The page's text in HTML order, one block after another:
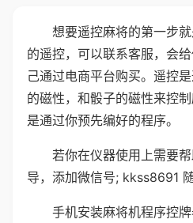
想要遥控麻将的第一步
的遥控，可以联系客服，会
己通过电商平台购买。遥控
的磁性，和骰子的磁性来控
是通过你预先编好的程序。
若你在仪器使用上需要
导，添加微信号; kkss8691 随
手机安装麻将机程序控